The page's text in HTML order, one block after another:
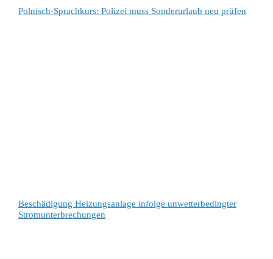
Polnisch-Sprachkurs: Polizei muss Sonderurlaub neu prüfen
Beschädigung Heizungsanlage infolge unwetterbedingter
Stromunterbrechungen